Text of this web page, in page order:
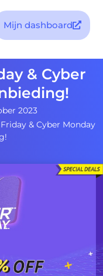
Mijn dashboard
& Cyber
2023
& Cyber ​​Monday